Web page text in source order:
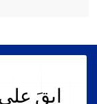
ابقَ على